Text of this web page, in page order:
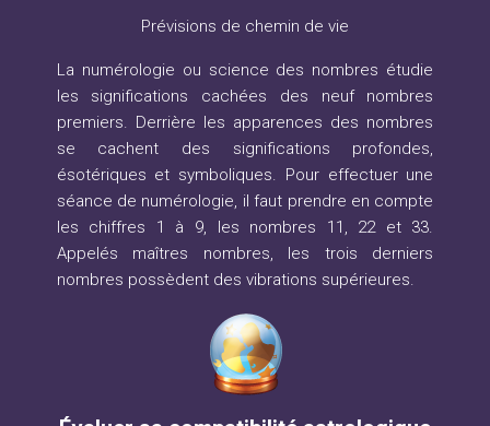
Prévisions de chemin de vie
La numérologie ou science des nombres étudie
les significations cachées des neuf nombres
premiers. Derrière les apparences des nombres
se cachent des significations profondes,
ésotériques et symboliques. Pour effectuer une
séance de numérologie, il faut prendre en compte
les chiffres 1 à 9, les nombres 11, 22 et 33.
Appelés maîtres nombres, les trois derniers
nombres possèdent des vibrations supérieures.